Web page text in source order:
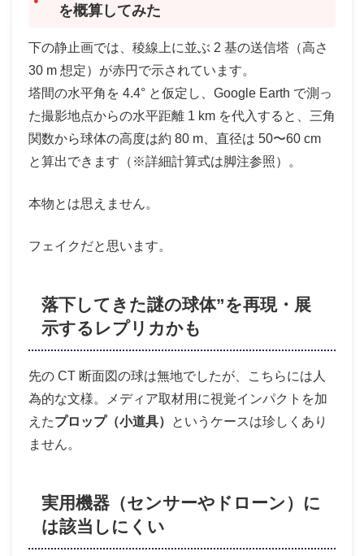
を概算してみた
下の静止画では、稜線上に並ぶ 2 基の送信塔（高さ
30 m 想定）が赤円で示されています。
塔間の水平角を 4.4° と仮定し、Google Earth で測っ
た撮影地点からの水平距離 1 km を代入すると、三角
関数から球体の高度は約 80 m、直径は 50〜60 cm
と算出できます（※詳細計算式は脚注参照）。
本物とは思えません。
フェイクだと思います。
落下してきた謎の球体”を再現・展
示するレプリカかも
先の CT 断面図の球は無地でしたが、こちらには人
為的な文様。メディア取材用に視覚インパクトを加
えたプロップ（小道具）
というケースは珍しくあり
ません。
実用機器（センサーやドローン）に
は該当しにくい